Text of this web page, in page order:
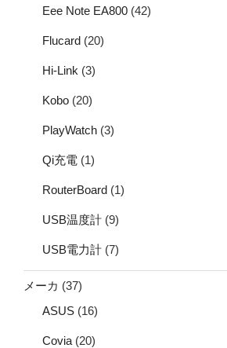
Eee Note EA800 (42)
Flucard (20)
Hi-Link (3)
Kobo (20)
PlayWatch (3)
Qi充電 (1)
RouterBoard (1)
USB温度計 (9)
USB電力計 (7)
メーカ (37)
ASUS (16)
Covia (20)